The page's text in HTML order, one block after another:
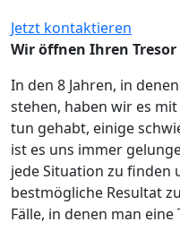
Jetzt kontaktieren
Wir öffnen Ihren
In den 8 Jahren, in
stehen, haben wir es
tun gehabt, einige
ist es uns immer
jede Situation zu finden
bestmögliche Resultat
Fälle, in denen man